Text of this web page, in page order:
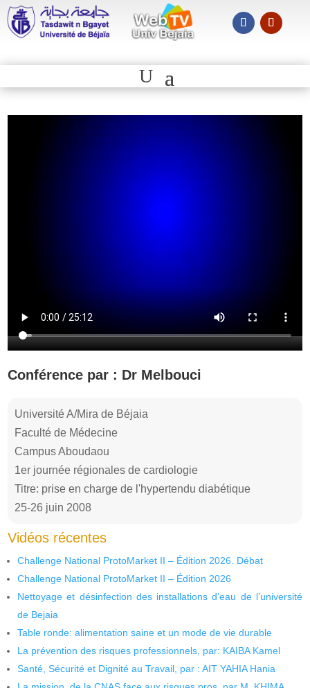
Conférence par : Dr Melbouci
Université A/Mira de Béjaia
Faculté de Médecine
Campus Aboudaou
1er journée régionales de cardiologie
Titre: prise en charge de l'hypertendu diabétique
25-26 juin 2008
Vidéos récentes
Challenge National ProtoMarket II – Édition 2026. Débat
Challenge National ProtoMarket II – Édition 2026
Nettoyage et désinfection des installations d’eau de l’université
de Bejaia
Table ronde: alimentation saine et un mode de vie durable
La prévention des risques professionnels, par: KAIBA Kamel
Santé, Sécurité et Dignité au Travail, par : AIT YAHIA Hania